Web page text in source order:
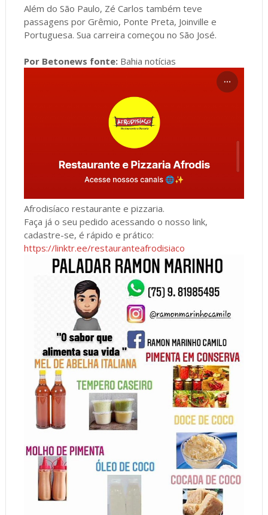
Além do São Paulo, Zé Carlos também teve
passagens por Grêmio, Ponte Preta, Joinville e
Portuguesa. Sua carreira começou no São José.
Por Betonews fonte:Bahia notícias
Afrodisíaco restaurante e pizzaria.
Faça já o seu pedido acessando o nosso link,
cadastre-se, é rápido e prático:
https://linktr.ee/restauranteafrodisiaco